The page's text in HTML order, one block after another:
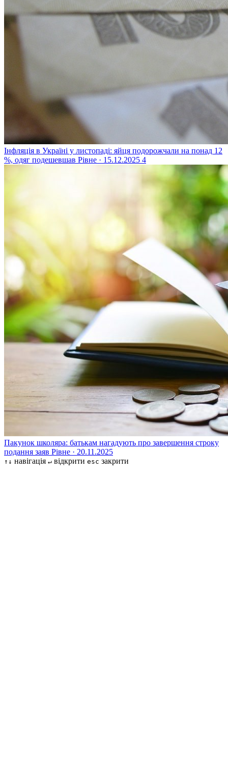
Інфляція в Україні у листопаді: яйця подорожчали на понад 12
%, одяг подешевшав Рівне · 15.12.2025 4
Пакунок школяра: батькам нагадують про завершення строку
подання заяв Рівне · 20.11.2025
↑↓ навігація ↵ відкрити esc закрити